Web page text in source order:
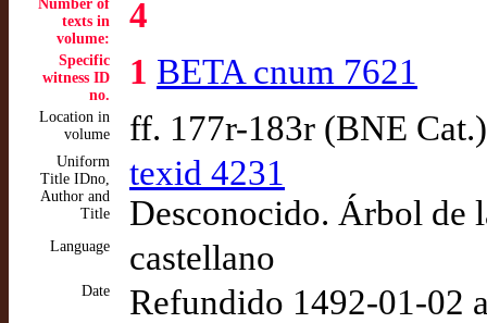
Number of
texts in
volume:
4
Specific
witness ID
no.
1 BETA cnum 7621
Location in
volume
ff. 177r-183r (BNE Cat.)
Uniform
Title IDno,
Author and
Title
texid 4231
Desconocido. Árbol de
Language castellano
Date Refundido 1492-01-02